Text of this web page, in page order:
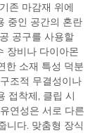
존 마감재 위에
중인 공간의 혼란
공구를 사용할
장비나 다이아몬
한 소재 특성 덕분
조적 무결성이나
접착제, 클립 시
연성은 서로 다른
니다. 맞춤형 장식